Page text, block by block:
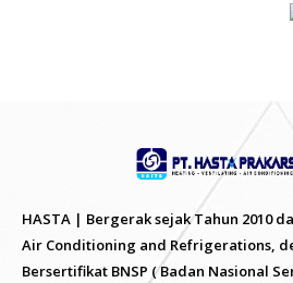
HASTA | Bergerak sejak Tahun 2010
Air Conditioning and Refrigerations,
Bersertifikat BNSP ( Badan Nasional